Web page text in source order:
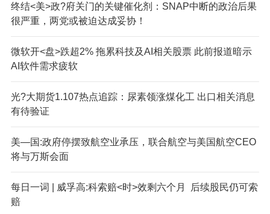
终结<美>政?府关门的关键催化剂：SNAP中断的政治后果
很严重，两党或被迫达成妥协！
微软开<盘>跌超2% 拖累科技及AI相关股票 此前报道暗示
AI软件需求疲软
光?大期货1.107热点追踪：尿素领涨煤化工 出口相关消息
有待验证
美—国:政府停摆致航空业承压，联合航空与美国航空CEO
将与万斯会面
每日一词 | 威孚高:科索赔<时>效剩六个月 后续股民仍可索
赔